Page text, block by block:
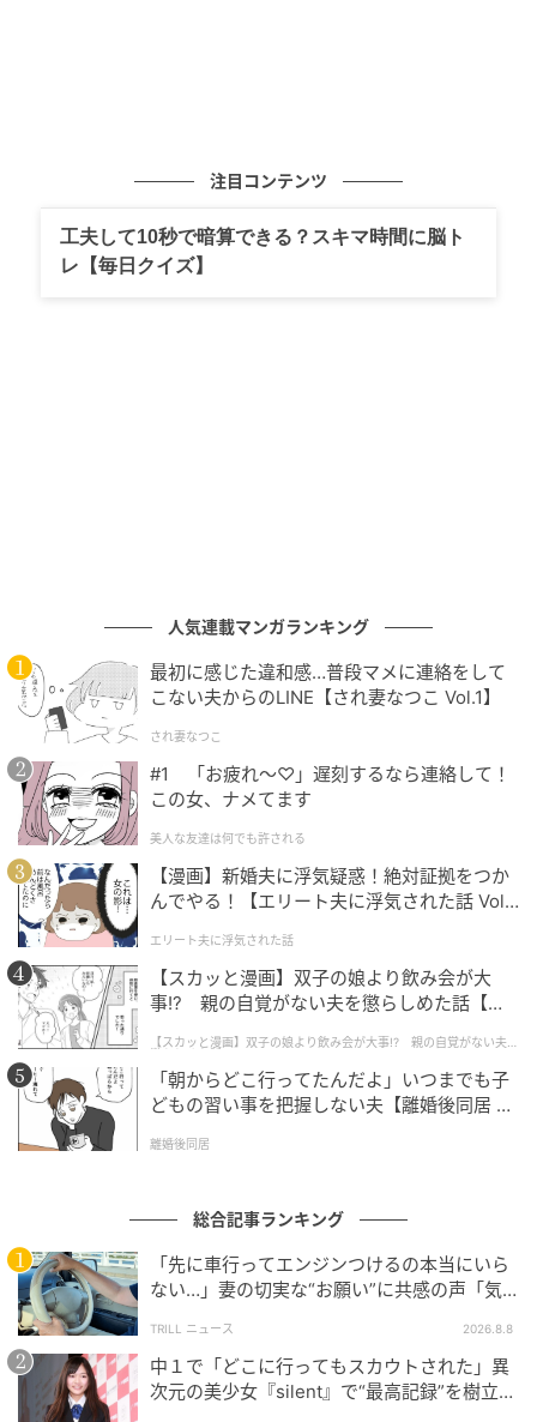
注目コンテンツ
工夫して10秒で暗算できる？スキマ時間に脳ト
レ【毎日クイズ】
人気連載マンガランキング
最初に感じた違和感…普段マメに連絡をして
こない夫からのLINE【され妻なつこ Vol.1】
され妻なつこ
#1 「お疲れ〜♡」遅刻するなら連絡して！
この女、ナメてます
美人な友達は何でも許される
【漫画】新婚夫に浮気疑惑！絶対証拠をつか
んでやる！【エリート夫に浮気された話 Vol.
エリート夫に浮気された話
【スカッと漫画】双子の娘より飲み会が大
事!? 親の自覚がない夫を懲らしめた話【第1
【スカッと漫画】双子の娘より飲み会が大事!? 親の自覚がない夫を
懲らしめた話
「朝からどこ行ってたんだよ」いつまでも子
どもの習い事を把握しない夫【離婚後同居 Vo
離婚後同居
総合記事ランキング
「先に車行ってエンジンつけるの本当にいら
ない…」妻の切実な“お願い”に共感の声「気
TRILL ニュース 2026.8.8
中１で「どこに行ってもスカウトされた」異
次元の美少女『silent』で“最高記録”を樹立し